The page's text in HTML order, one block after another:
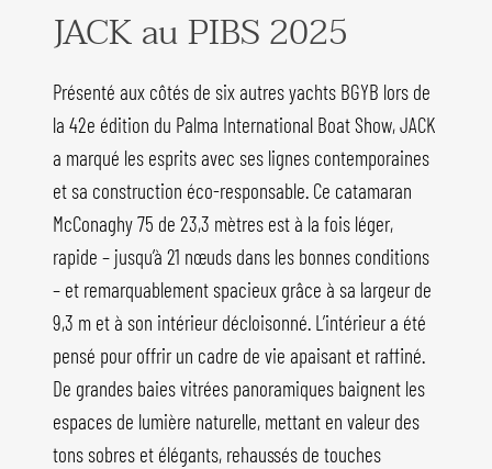
JACK au PIBS 2025
Présenté aux côtés de six autres yachts BGYB lors de
la 42e édition du Palma International Boat Show, JACK
a marqué les esprits avec ses lignes contemporaines
et sa construction éco-responsable. Ce catamaran
McConaghy 75 de 23,3 mètres est à la fois léger,
rapide – jusqu’à 21 nœuds dans les bonnes conditions
– et remarquablement spacieux grâce à sa largeur de
9,3 m et à son intérieur décloisonné. L’intérieur a été
pensé pour offrir un cadre de vie apaisant et raffiné.
De grandes baies vitrées panoramiques baignent les
espaces de lumière naturelle, mettant en valeur des
tons sobres et élégants, rehaussés de touches